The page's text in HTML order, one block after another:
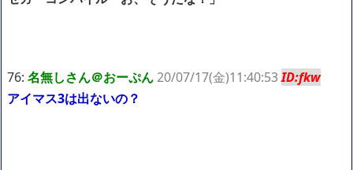
76: 名無しさん＠おーぷん20/07/17(金)11:40:53ID:fkw
アイマス3は出ないの？